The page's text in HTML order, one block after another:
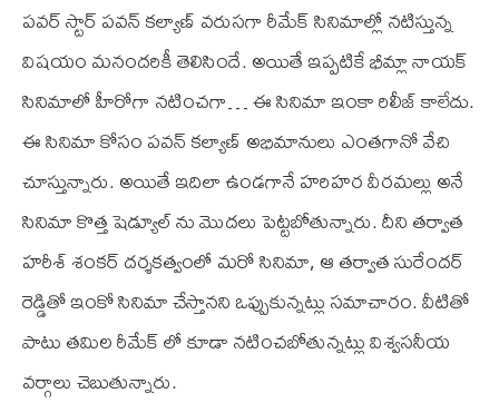
పవర్ స్టార్ పవన్ కల్యాణ్ వరుసగా రీమేక్ సినిమాల్లో నటిస్తున్న
విషయం మనందరికీ తెలిసిందే. అయితే ఇప్పటికే భీమ్లా నాయక్
సినిమాలో హీరోగా నటించగా… ఈ సినిమా ఇంకా రిలీజ్ కాలేదు.
ఈ సినిమా కోసం పవన్ కల్యాణ్ అభిమానులు ఎంతగానో వేచి
చూస్తున్నారు. అయితే ఇదిలా ఉండగానే హరిహర వీరమల్లు అనే
సినిమా కొత్త షెడ్యూల్ ను మొదలు పెట్టబోతున్నారు. దీని తర్వాత
హరీశ్ శంకర్ దర్శకత్వంలో మరో సినిమా, ఆ తర్వాత సురేందర్
రెడ్డితో ఇంకో సినిమా చేస్తానని ఒప్పుకున్నట్లు సమాచారం. వీటితో
పాటు తమిల రీమేక్ లో కూడా నటించబోతున్నట్లు విశ్వసనీయ
వర్గాలు చెబుతున్నారు.